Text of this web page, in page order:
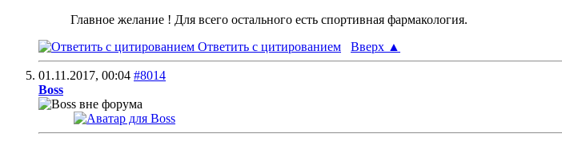
Главное желание ! Для всего остального есть спортивная фармакология.
Ответить с цитированием
Вверх ▲
01.11.2017, 00:04 #8014
Boss